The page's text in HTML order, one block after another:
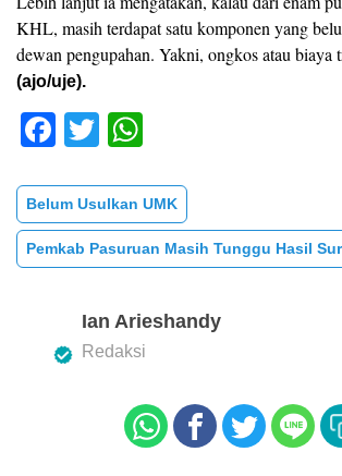
KHL, masih terdapat satu komponen yang
dewan pengupahan. Yakni, ongkos atau biaya
(ajo/uje).
F
c
e
b
o
k
T
tt
er
at
s
A
p
Belum Usulkan UMK
Pemkab Pasuruan Masih Tunggu Hasil
Ian Arieshandy
Redaksi